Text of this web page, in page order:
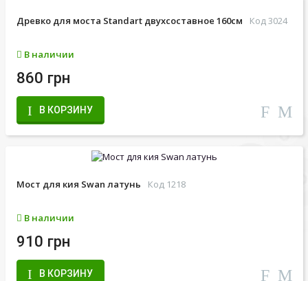
Древко для моста Standart двухсоставное 160см Код 3024
В наличии
860 грн
В КОРЗИНУ
Мост для кия Swan латунь Код 1218
В наличии
910 грн
В КОРЗИНУ